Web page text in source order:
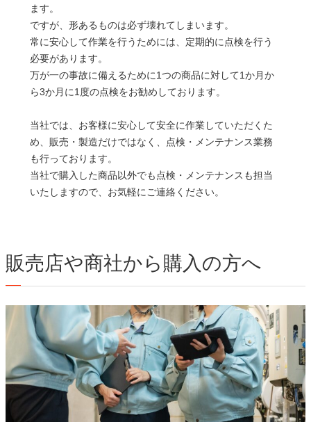
ます。
ですが、形あるものは必ず壊れてしまいます。
常に安心して作業を行うためには、定期的に点検を行う
必要があります。
万が一の事故に備えるために1つの商品に対して1か月か
ら3か月に1度の点検をお勧めしております。
当社では、お客様に安心して安全に作業していただくた
め、販売・製造だけではなく、点検・メンテナンス業務
も行っております。
当社で購入した商品以外でも点検・メンテナンスも担当
いたしますので、お気軽にご連絡ください。
販売店や商社から購入の方へ